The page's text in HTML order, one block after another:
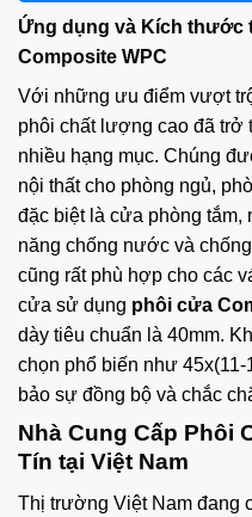
Ứng dụng và Kích thước
Composite WPC
Với những ưu điểm vượt
phôi chất lượng cao đã
nhiều hạng mục. Chúng
nội thất cho phòng ngủ,
đặc biệt là cửa phòng tắm,
năng chống nước và
cũng rất phù hợp cho các
cửa sử dụng phôi cửa
dày tiêu chuẩn là 40mm.
chọn phổ biến như
bảo sự đồng bộ và chắc
Nhà Cung Cấp Phôi
Tín tại Việt Nam
Thị trường Việt Nam đang